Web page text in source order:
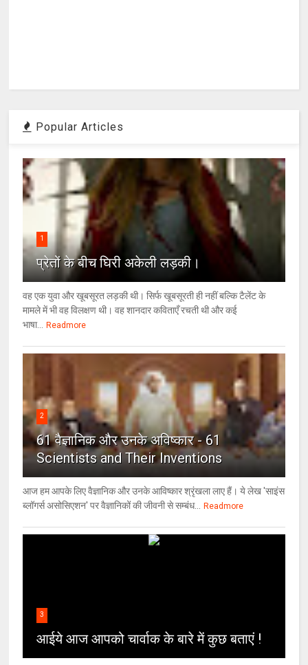
Popular Articles
1
प्रेतों के बीच घिरी अकेली लड़की।
वह एक युवा और खूबसूरत लड़की थी। सिर्फ खूबसूरती ही नहीं बल्कि टैलेंट के
मामले में भी वह विलक्षण थी। वह शानदार कविताएँ रचती थी और कई
भाषा...
Readmore
2
61 वैज्ञानिक और उनके अविष्कार - 61
Scientists and Their Inventions
आज हम आपके लिए वैज्ञानिक और उनके आविष्कार श्रृंखला लाए हैं। ये लेख 'साइंस
ब्लॉगर्स असोसिएशन' पर वैज्ञा‍निकों की जीवनी से सम्बंध...
Readmore
3
आईये आज आपको चार्वाक के बारे में कुछ बताएं !